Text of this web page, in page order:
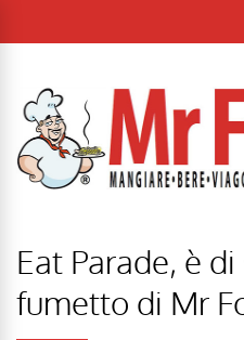
Eat Parade, è
fumetto di Mr